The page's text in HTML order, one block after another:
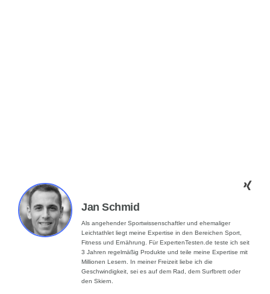
Jan Schmid
Als angehender Sportwissenschaftler und ehemaliger
Leichtathlet liegt meine Expertise in den Bereichen Sport,
Fitness und Ernährung. Für ExpertenTesten.de teste ich seit
3 Jahren regelmäßig Produkte und teile meine Expertise mit
Millionen Lesern. In meiner Freizeit liebe ich die
Geschwindigkeit, sei es auf dem Rad, dem Surfbrett oder
den Skiern.